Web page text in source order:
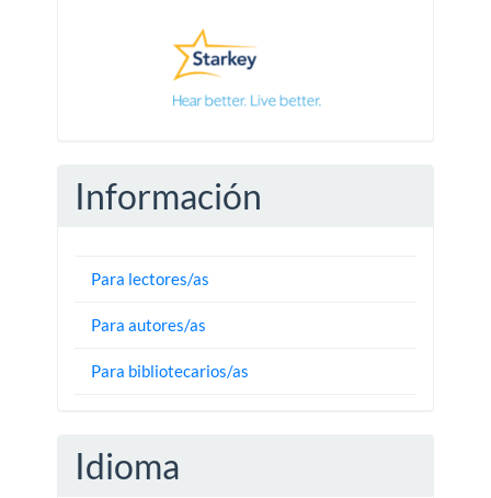
Información
Para lectores/as
Para autores/as
Para bibliotecarios/as
Idioma